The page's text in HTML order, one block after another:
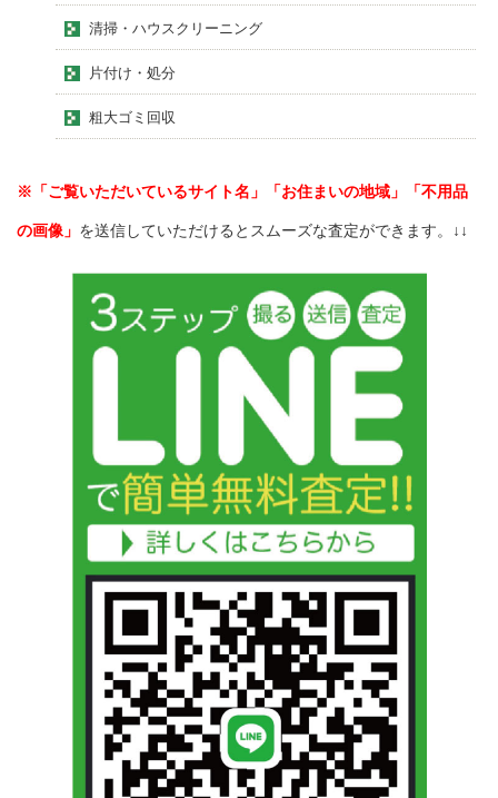
清掃・ハウスクリーニング
片付け・処分
粗大ゴミ回収
※「ご覧いただいているサイト名」「お住まいの地域」「不用品
の画像」 を送信していただけるとスムーズな査定ができます。↓↓